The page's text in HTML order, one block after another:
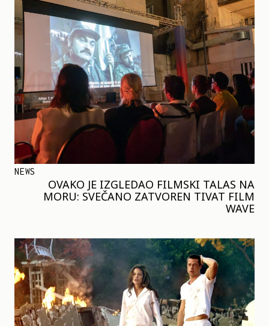
NEWS
OVAKO JE IZGLEDAO FILMSKI TALAS NA
MORU: SVEČANO ZATVOREN TIVAT FILM
WAVE